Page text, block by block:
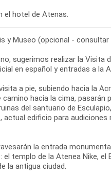
el hotel de Atenas.
y Museo (opcional - consultar
sugerimos realizar la
en español y entradas a la
a pie, subiendo hacia la
camino hacia la cima,
del santuario de
actual edificio para
la entrada
el templo de la Atenea Nike,
la antigua ciudad.